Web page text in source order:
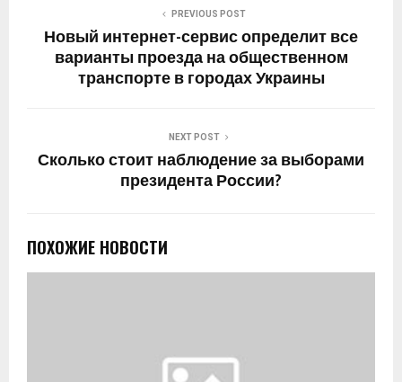
PREVIOUS POST
Новый интернет-сервис определит все
варианты проезда на общественном
транспорте в городах Украины
NEXT POST
Сколько стоит наблюдение за выборами
президента России?
ПОХОЖИЕ НОВОСТИ